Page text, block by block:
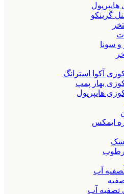
هایپرپول
گرینکو
سونا
آکوا استرانگ
بهار پمپ
هایپرپول
ایمکس
آب